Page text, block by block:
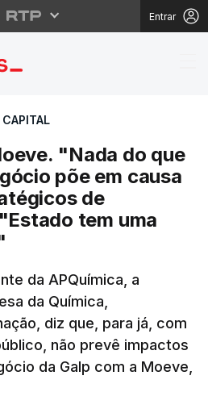
Entrar
Moeve.
"Nada do que
põe em causa
de
tem uma
da APQuímica, a
da Química,
diz que, para já, com
não prevê impactos
da Galp com a Moeve,